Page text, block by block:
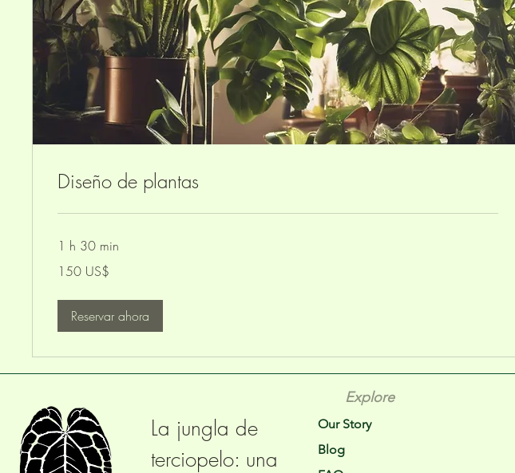
Diseño de plantas
1 h 30 min
dólares
150 US$
Reservar ahora
La jungla de
terciopelo: una
Explore
Our Story
Blog